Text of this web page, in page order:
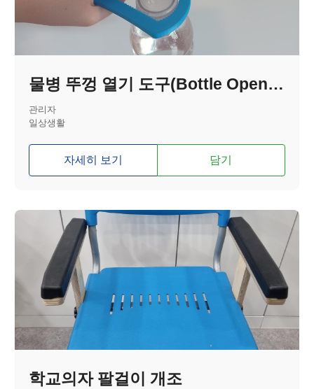
물병 뚜껑 열기 도구(Bottle Opener)
관리자
일상생활
자세히 보기 담기
학교의자 팔걸이 개조